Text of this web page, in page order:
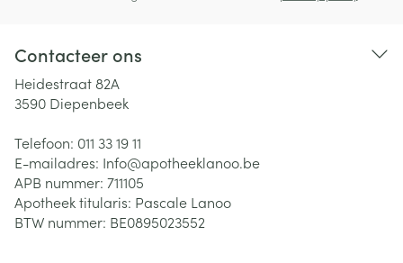
Contacteer ons
Heidestraat 82A
3590 Diepenbeek
Telefoon: 011 33 19 11
E-mailadres: Info@apotheeklanoo.be
APB nummer: 711105
Apotheek titularis: Pascale Lanoo
BTW nummer: BE0895023552